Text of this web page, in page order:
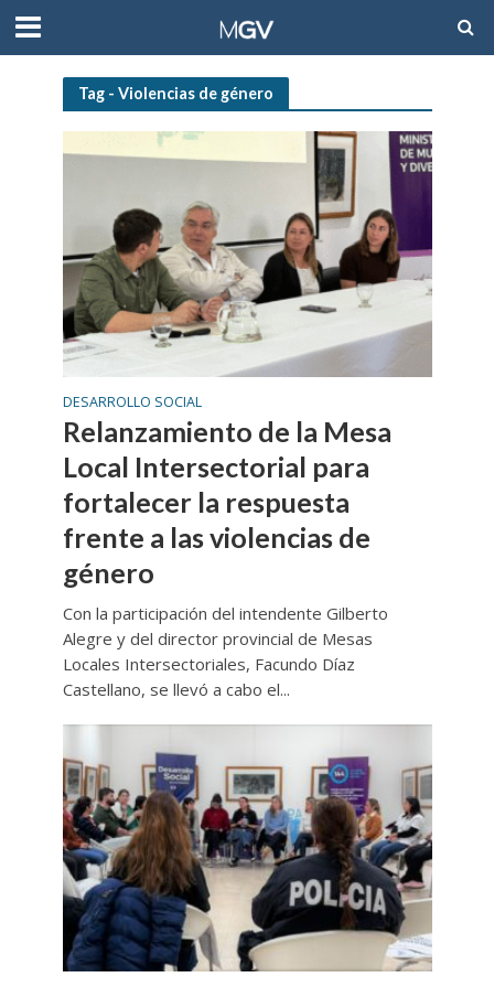
Tag - Violencias de género
DESARROLLO SOCIAL
Relanzamiento de la Mesa
Local Intersectorial para
fortalecer la respuesta
frente a las violencias de
género
Con la participación del intendente Gilberto
Alegre y del director provincial de Mesas
Locales Intersectoriales, Facundo Díaz
Castellano, se llevó a cabo el...